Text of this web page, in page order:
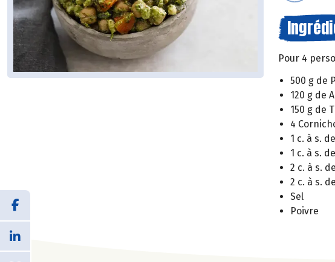
Pour 4
500 g de
120 g de
150 g de
4
1 c. à s.
1 c. à s.
2 c. à s.
2 c. à s.
Sel
Poivre